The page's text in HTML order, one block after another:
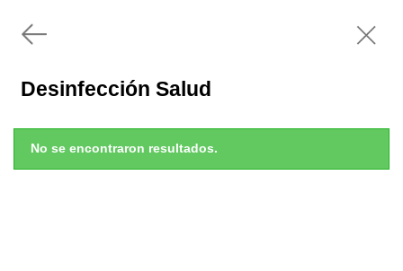
Desinfección Salud
No se encontraron resultados.